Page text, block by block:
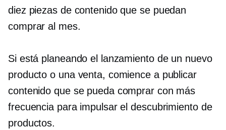
diez piezas de contenido que se puedan
comprar al mes.
Si está planeando el lanzamiento de un nuevo
producto o una venta, comience a publicar
contenido que se pueda comprar con más
frecuencia para impulsar el descubrimiento de
productos.